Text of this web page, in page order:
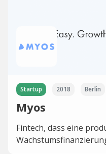
Startup 2018 Berlin
Myos
Fintech, dass eine